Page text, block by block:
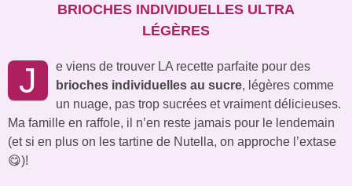
BRIOCHES INDIVIDUELLES ULTRA
LÉGÈRES
J
e viens de trouver LA recette parfaite pour des
brioches individuelles au sucre, légères comme
un nuage, pas trop sucrées et vraiment délicieuses.
Ma famille en raffole, il n’en reste jamais pour le lendemain
(et si en plus on les tartine de Nutella, on approche l’extase
😋)!